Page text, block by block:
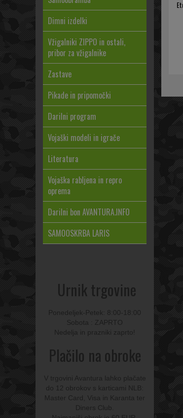
Dimni izdelki
Vžigalniki ZIPPO in ostali,
pribor za vžigalnike
Zastave
Pikade in pripomočki
Darilni program
Vojaški modeli in igrače
Literatura
Vojaška rabljena in repro
oprema
Darilni bon AVANTURA.INFO
SAMOOSKRBA LARIS
Urnik trgovine
Ponedeljek-Petek: 8:00-18:00
Sobota : ZAPRTO
Nedelja in prazniki zaprto!
Plačilo na obroke
V trgovini Avantura lahko plačate
do 12 obrokov s karticami NLB:
Master Card, Visa in Karanta ter
Diners Club.